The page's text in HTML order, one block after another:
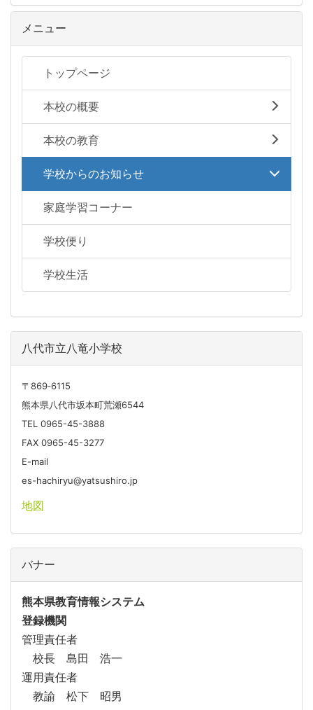
メニュー
トップページ
本校の概要
本校の教育
学校からのお知らせ
家庭学習コーナー
学校便り
学校生活
八代市立八竜小学校
〒869‐6115
熊本県八代市坂本町荒瀬6544
TEL 0965-45-3888
FAX 0965-45-3277
E-mail
es-hachiryu@yatsushiro.jp
地図
バナー
熊本県教育情報システム
登録機関
管理責任者
校長 島田 浩一
運用責任者
教諭 松下 昭男